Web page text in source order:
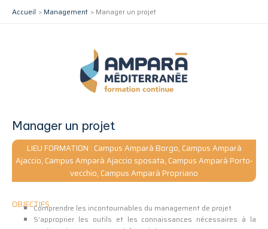
Accueil Management Manager un projet
Manager un projet
LIEU FORMATION : Campus Amparà Borgo, Campus Amparà
Ajaccio, Campus Amparà Ajaccio sposata, Campus Amparà Porto-
vecchio, Campus Amparà Propriano
OBJECTIFSComprendre les incontournables du management de projet
S’approprier les outils et les connaissances nécessaires à la